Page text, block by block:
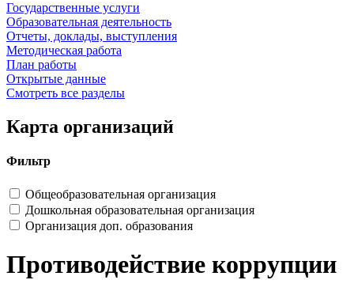
Государственные услуги
Образовательная деятельность
Отчеты, доклады, выступления
Методическая работа
План работы
Открытые данные
Смотреть все разделы
Карта организаций
Фильтр
Общеобразовательная организация
Дошкольная образовательная организация
Организация доп. образования
Противодействие коррупции